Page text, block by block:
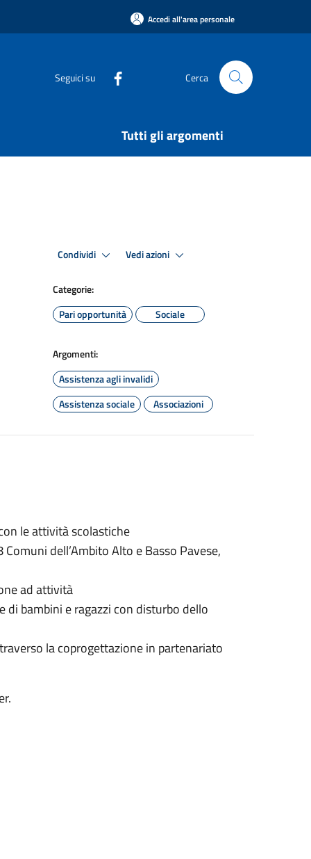
Accedi all'area personale
Seguici su Cerca
Tutti gli argomenti
Condividi Vedi azioni
Categorie:
Pari opportunità
Sociale
Argomenti:
Assistenza agli invalidi
Assistenza sociale
Associazioni
le attività scolastiche
dell’Ambito Alto e Basso Pavese,
ad attività
bambini e ragazzi con disturbo dello
la coprogettazione in partenariato